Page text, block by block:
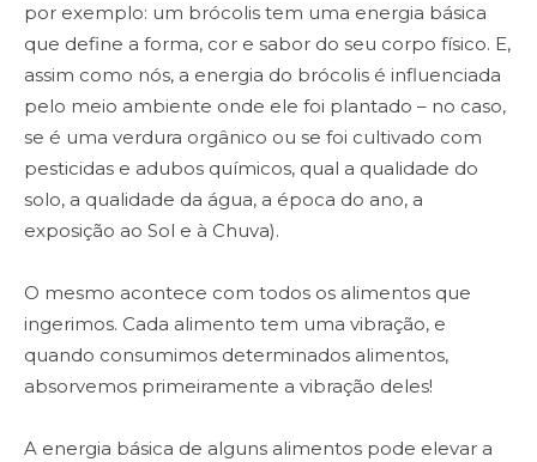
por exemplo: um brócolis tem uma energia básica
que define a forma, cor e sabor do seu corpo físico. E,
assim como nós, a energia do brócolis é influenciada
pelo meio ambiente onde ele foi plantado – no caso,
se é uma verdura orgânico ou se foi cultivado com
pesticidas e adubos químicos, qual a qualidade do
solo, a qualidade da água, a época do ano, a
exposição ao Sol e à Chuva).
O mesmo acontece com todos os alimentos que
ingerimos. Cada alimento tem uma vibração, e
quando consumimos determinados alimentos,
absorvemos primeiramente a vibração deles!
A energia básica de alguns alimentos pode elevar a